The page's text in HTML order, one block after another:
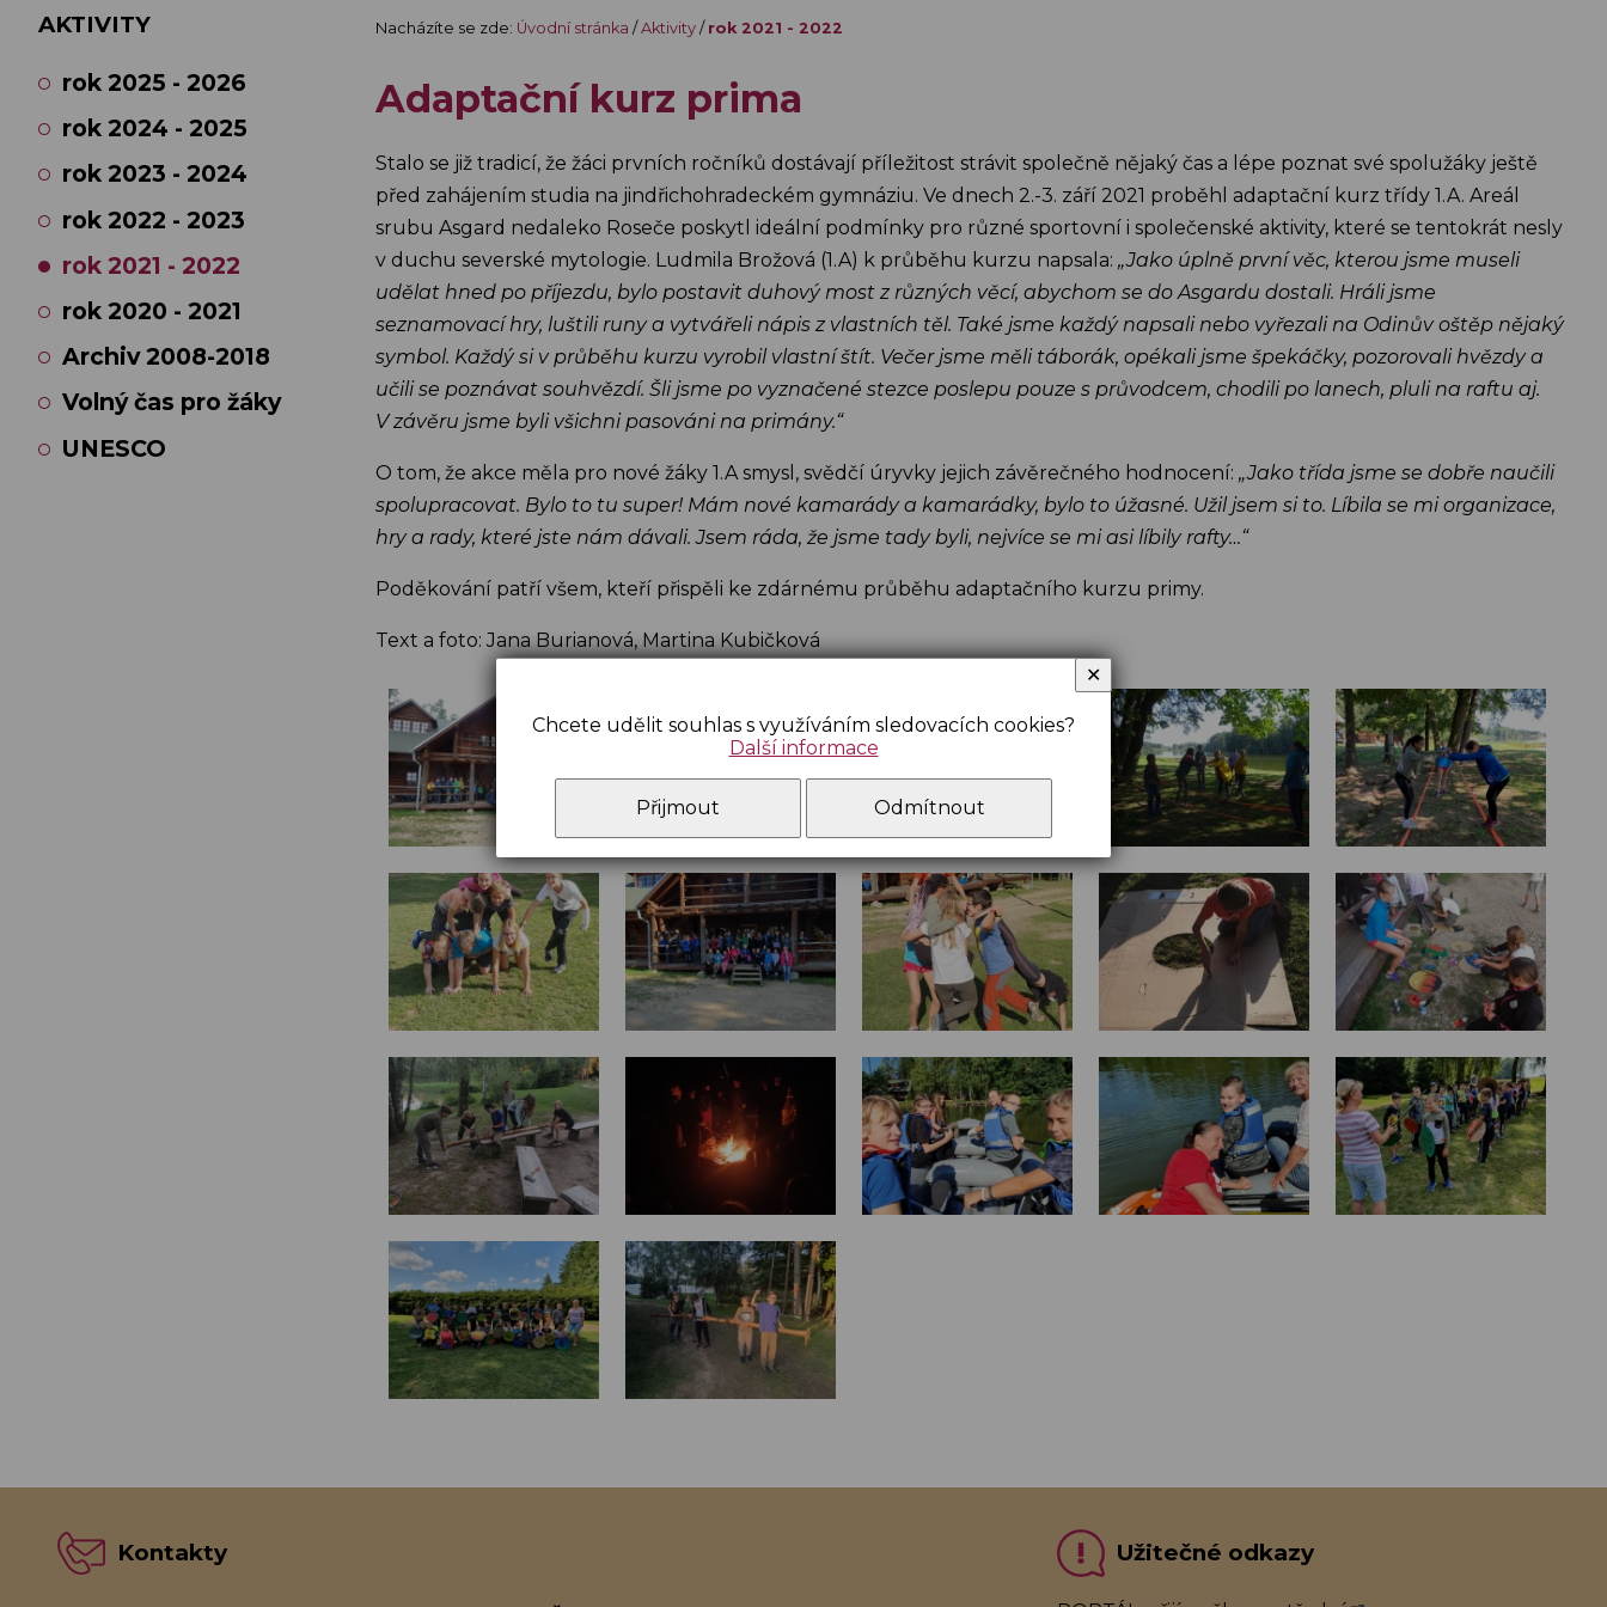
Nacházíte se zde: Úvodní stránka /Aktivity/ rok 2021 - 2022
Adaptační kurz prima
Stalo se již tradicí, že žáci prvních ročníků dostávají příležitost strávit společně nějaký čas a lépe poznat své spolužáky ještě
před zahájením studia na jindřichohradeckém gymnáziu. Ve dnech 2.-3. září 2021 proběhl adaptační kurz třídy 1.A. Areál
srubu Asgard nedaleko Roseče poskytl ideální podmínky pro různé sportovní i společenské aktivity, které se tentokrát nesly
v duchu severské mytologie. Ludmila Brožová (1.A) k průběhu kurzu napsala: „Jako úplně první věc, kterou jsme museli
udělat hned po příjezdu, bylo postavit duhový most z různých věcí, abychom se do Asgardu dostali. Hráli jsme
seznamovací hry, luštili runy a vytvářeli nápis z vlastních těl. Také jsme každý napsali nebo vyřezali na Odinův oštěp nějaký
symbol. Každý si v průběhu kurzu vyrobil vlastní štít. Večer jsme měli táborák, opékali jsme špekáčky, pozorovali hvězdy a
učili se poznávat souhvězdí. Šli jsme po vyznačené stezce poslepu pouze s průvodcem, chodili po lanech, pluli na raftu aj.
V závěru jsme byli všichni pasováni na primány.“
O tom, že akce měla pro nové žáky 1.A smysl, svědčí úryvky jejich závěrečného hodnocení: „Jako třída jsme se dobře naučili
spolupracovat. Bylo to tu super! Mám nové kamarády a kamarádky, bylo to úžasné. Užil jsem si to. Líbila se mi organizace,
hry a rady, které jste nám dávali. Jsem ráda, že jsme tady byli, nejvíce se mi asi líbily rafty…“
Poděkování patří všem, kteří přispěli ke zdárnému průběhu adaptačního kurzu primy.
Text a foto: Jana Burianová, Martina Kubičková
AKTIVITY
rok 2025 - 2026
rok 2024 - 2025
rok 2023 - 2024
rok 2022 - 2023
rok 2021 - 2022
rok 2020 - 2021
Archiv 2008-2018
Volný čas pro žáky
UNESCO
Kontakty Užitečné odkazy
Chcete udělit souhlas s využíváním sledovacích cookies?
Další informace
Přijmout Odmítnout
✕